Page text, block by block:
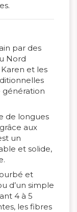
par des
Nord
et les
génération
de longues
aux
un
et solide,
et
d’un simple
4 à 5
les fibres